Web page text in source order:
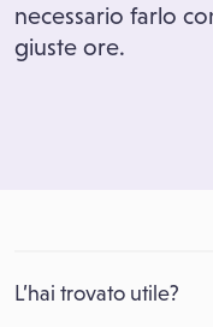
necessario farlo
giuste ore.
L’hai trovato utile?